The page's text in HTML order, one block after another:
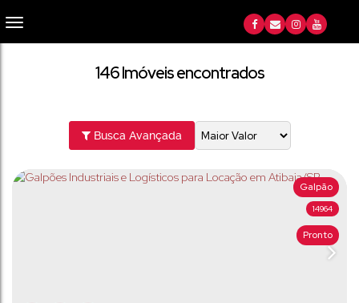
146 Imóveis encontrados
Busca Avançada
14964
Galpão
Pronto